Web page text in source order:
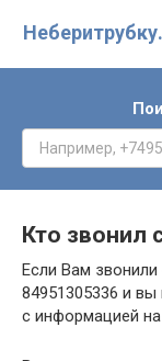
Кто звонил
Если Вам
84951305336 и вы
с информацией